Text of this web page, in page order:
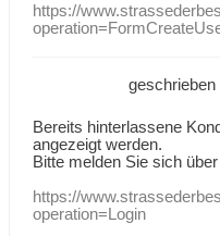
https://
geschrieben
Bereits hinterlassene
angezeigt werden.
Bitte melden Sie sich
https://
operation=Login